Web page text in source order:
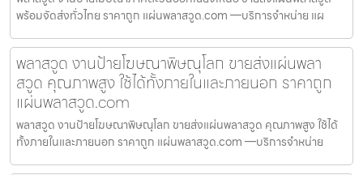
พร้อมจัดส่งทั่วไทย ราคาถูก แผ่นพลาสวูด.com —บริการจำหน่าย แผ
พลาสวูด งานป้ายโฆษณาพิษณุโลก ขายส่งแผ่นพลา
สวูด คุณภาพสูง ใช้ได้ทั้งภายในและภายนอก ราคาถูก
แผ่นพลาสวูด.com
พลาสวูด งานป้ายโฆษณาพิษณุโลก ขายส่งแผ่นพลาสวูด คุณภาพสูง ใช้ได้
ทั้งภายในและภายนอก ราคาถูก แผ่นพลาสวูด.com —บริการจำหน่าย